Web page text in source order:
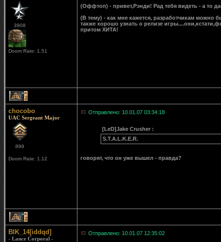
3908
Doom Rate: 1.51
(Оффтоп) - привет,Рэнди! Рад тебя видеть - а то
(В тему) - как мне кажется, разработчикам можно
также хорошо узнать о релизе
притом ХИТА!
2
chocobo
UAC Sergeant Major
899
Doom Rate: 1.12
Отправлено: 10.01.07 03:34:18
[LeD]Jake Crusher :
S.T.A.L.K.E.R.
говорят, что он уже вышел - правда?
2
BIK_14[iddqd]
- Lance Corporal -
Отправлено: 10.01.07 12:35:02